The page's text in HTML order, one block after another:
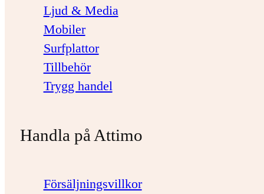
Ljud & Media
Mobiler
Surfplattor
Tillbehör
Trygg handel
Handla på Attimo
Försäljningsvillkor